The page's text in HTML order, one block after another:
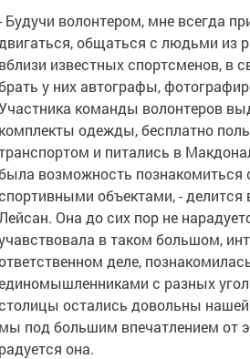
Будучи волонтером, мне всегда
общаться с людьми из
известных спортсменов, в
у них автографы,
команды волонтеров
одежды, бесплатно
и питались в
возможность познакомиться
объектами, - делится
Она до сих пор не
в таком большом,
деле,
с разных
остались довольны
под большим впечатлением от
она.